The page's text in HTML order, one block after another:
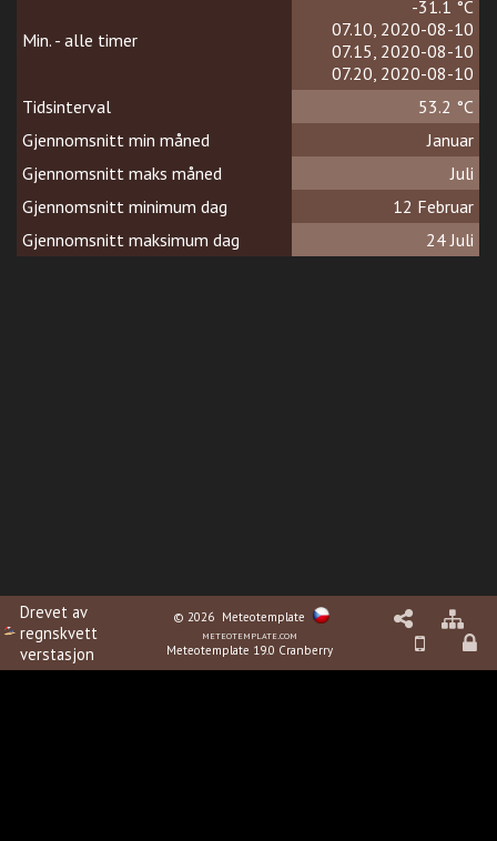
Min. - alle timer
-31.1 °C
07.10, 2020-08-10
07.15, 2020-08-10
07.20, 2020-08-10
Tidsinterval
53.2 °C
Gjennomsnitt min måned
Januar
Gjennomsnitt maks måned
Juli
Gjennomsnitt minimum dag
12 Februar
Gjennomsnitt maksimum dag
24 Juli
Drevet av
regnskvett
verstasjon
© 2026 Meteotemplate
meteotemplate.com
Meteotemplate 19.0 Cranberry